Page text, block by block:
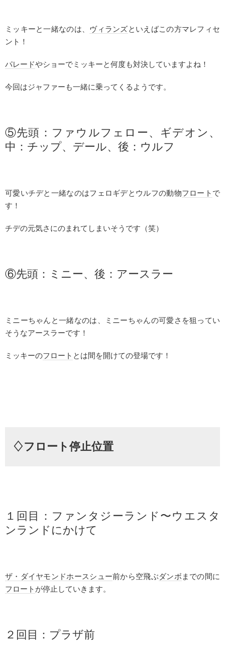
ミッキーと一緒なのは、 ヴィランズといえばこの方マレフィセ
ント！
パレードやショーでミッキーと何度も対決していますよね！
今回はジャファーも一緒に乗ってくるようです。
⑤先頭：ファウルフェロー、ギデオン、
中： チップ、デール、後：ウルフ
可愛いチデと一緒なのはフェロギデとウルフの動物フロート で
す！
チデの元気さにのまれてしまいそうです（笑）
⑥先頭：ミニー、後：アースラー
ミニーちゃんと一緒なのは、ミニーちゃんの可愛さを狙ってい
そうなアースラーです！
ミッキーのフロート とは間を開けての登場です！
♢フロート停止位置
１回目： ファンタジーランド 〜ウエスタ
ンランドにかけて
ザ・ダイヤモンドホースシュー前から空飛ぶダンボ までの間に
フロート が停止していきます。
２回目：プラザ前